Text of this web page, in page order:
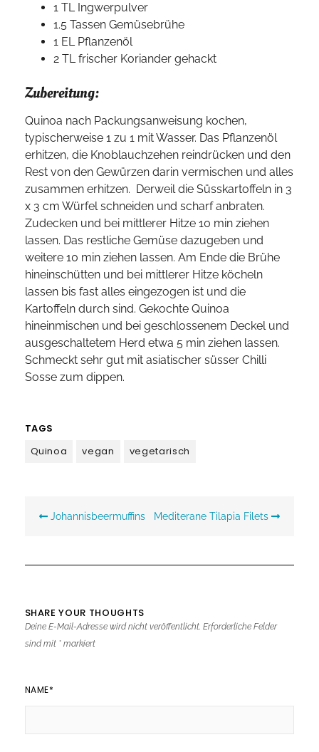
1 TL Ingwerpulver
1.5 Tassen Gemüsebrühe
1 EL Pflanzenöl
2 TL frischer Koriander gehackt
Zubereitung:
Quinoa nach Packungsanweisung kochen,
typischerweise 1 zu 1 mit Wasser. Das Pflanzenöl
erhitzen, die Knoblauchzehen reindrücken und den
Rest von den Gewürzen darin vermischen und alles
zusammen erhitzen. Derweil die Süsskartoffeln in 3
x 3 cm Würfel schneiden und scharf anbraten.
Zudecken und bei mittlerer Hitze 10 min ziehen
lassen. Das restliche Gemüse dazugeben und
weitere 10 min ziehen lassen. Am Ende die Brühe
hineinschütten und bei mittlerer Hitze köcheln
lassen bis fast alles eingezogen ist und die
Kartoffeln durch sind. Gekochte Quinoa
hineinmischen und bei geschlossenem Deckel und
ausgeschaltetem Herd etwa 5 min ziehen lassen.
Schmeckt sehr gut mit asiatischer süsser Chilli
Sosse zum dippen.
TAGS
Quinoa
vegan vegetarisch
Johannisbeermuffins Mediterane Tilapia Filets
SHARE YOUR THOUGHTS
Deine E-Mail-Adresse wird nicht veröffentlicht. Erforderliche Felder
sind mit *markiert
NAME*